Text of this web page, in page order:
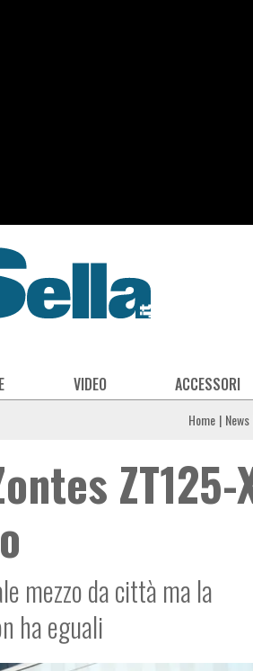
VIDEO ACCESSORI
Home News
ZT125-
mezzo da città ma la
ha eguali